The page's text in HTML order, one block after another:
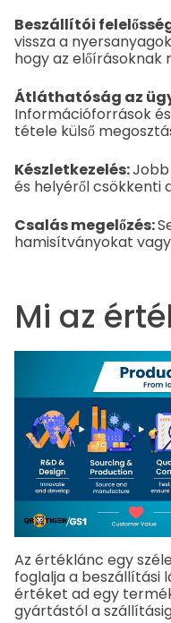
Beszállítói
vissza a
hogy az előírásoknak
Átláthatóság az
Információforrások
tétele külső
Készletkezelés:
és helyéről csökkenti
Csalás megelőzés:
hamisítványokat
Mi az
Az értéklánc egy
foglalja a beszállítási
értéket ad egy
gyártástól a